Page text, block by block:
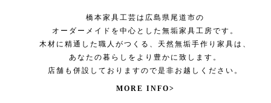
橋本家具工芸は広島県尾道市の
オーダーメイドを中心とした無垢家具工房です。
木材に精通した職人がつくる、天然無垢手作り家具は、
あなたの暮らしをより豊かに致します。
店舗も併設しておりますので是非お越しください。
MORE INFO>